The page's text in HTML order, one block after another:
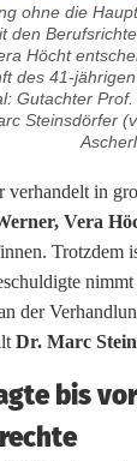
ohne die
den
Höcht
des 41-
Gutachter
Steinsdörfer
Ascherl
verhandelt in
Vera
Trotzdem
der
Dr. Marc
bis